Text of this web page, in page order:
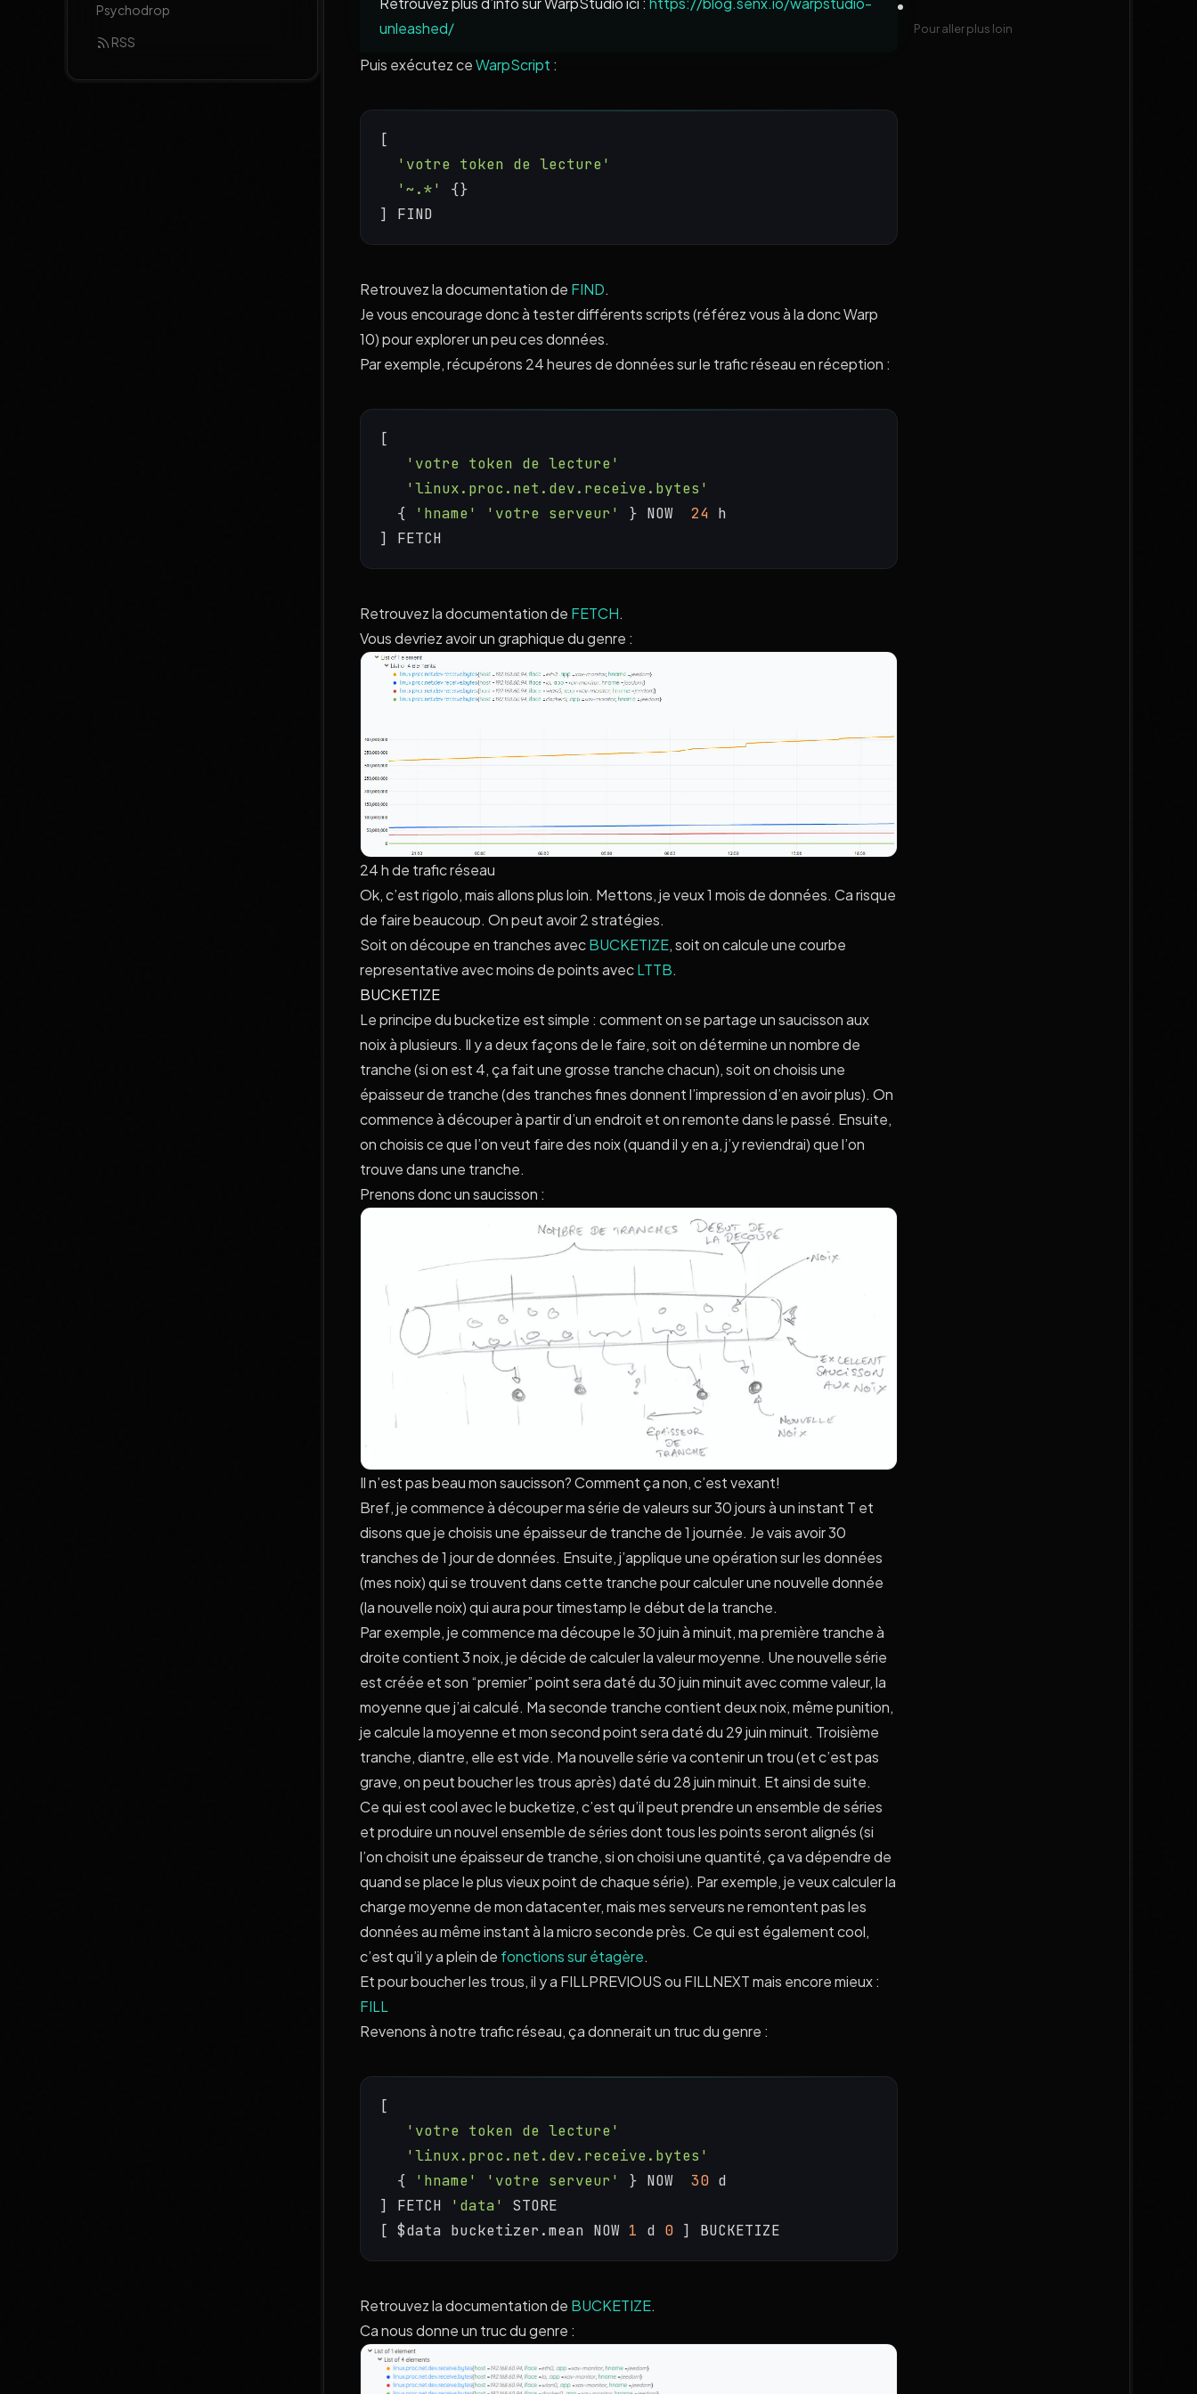
Psychodrop
RSS
unleashed/
Puis exécutez ceWarpScript :
[
'votre token de lecture'
'~.*'
{}
] FIND
Retrouvez la documentation de FIND.
Je vous encourage donc à tester différents scripts (référez vous à la donc Warp
10) pour explorer un peu ces données.
Par exemple, récupérons 24 heures de données sur le trafic réseau en réception :
[
'votre token de lecture'
'linux.proc.net.dev.receive.bytes'
  {
'hname' 'votre serveur' } NOW 24 h
] FETCH
Retrouvez la documentation de FETCH.
Vous devriez avoir un graphique du genre :
24 h de trafic réseau
Ok, c’est rigolo, mais allons plus loin. Mettons, je veux 1 mois de données. Ca risque
de faire beaucoup. On peut avoir 2 stratégies.
Soit on découpe en tranches avecBUCKETIZE, soit on calcule une courbe
representative avec moins de points avecLTTB.
BUCKETIZE
Le principe du bucketize est simple : comment on se partage un saucisson aux
noix à plusieurs. Il y a deux façons de le faire, soit on détermine un nombre de
tranche (si on est 4, ça fait une grosse tranche chacun), soit on choisis une
épaisseur de tranche (des tranches fines donnent l’impression d’en avoir plus). On
commence à découper à partir d’un endroit et on remonte dans le passé. Ensuite,
on choisis ce que l’on veut faire des noix (quand il y en a, j’y reviendrai) que l’on
trouve dans une tranche.
Prenons donc un saucisson :
Il n’est pas beau mon saucisson? Comment ça non, c’est vexant!
Bref, je commence à découper ma série de valeurs sur 30 jours à un instant T et
disons que je choisis une épaisseur de tranche de 1 journée. Je vais avoir 30
tranches de 1 jour de données. Ensuite, j’applique une opération sur les données
(mes noix) qui se trouvent dans cette tranche pour calculer une nouvelle donnée
(la nouvelle noix) qui aura pour timestamp le début de la tranche.
Par exemple, je commence ma découpe le 30 juin à minuit, ma première tranche à
droite contient 3 noix, je décide de calculer la valeur moyenne. Une nouvelle série
est créée et son “premier” point sera daté du 30 juin minuit avec comme valeur, la
moyenne que j’ai calculé. Ma seconde tranche contient deux noix, même punition,
je calcule la moyenne et mon second point sera daté du 29 juin minuit. Troisième
tranche, diantre, elle est vide. Ma nouvelle série va contenir un trou (et c’est pas
grave, on peut boucher les trous après) daté du 28 juin minuit. Et ainsi de suite.
Ce qui est cool avec le bucketize, c’est qu’il peut prendre un ensemble de séries
et produire un nouvel ensemble de séries dont tous les points seront alignés (si
l’on choisit une épaisseur de tranche, si on choisi une quantité, ça va dépendre de
quand se place le plus vieux point de chaque série). Par exemple, je veux calculer la
charge moyenne de mon datacenter, mais mes serveurs ne remontent pas les
données au même instant à la micro seconde près. Ce qui est également cool,
c’est qu’il y a plein de fonctions sur étagère.
Et pour boucher les trous, il y a FILLPREVIOUS ou FILLNEXT mais encore mieux :
FILL
Revenons à notre trafic réseau, ça donnerait un truc du genre :
[
'votre token de lecture'
'linux.proc.net.dev.receive.bytes'
  {
'hname' 'votre serveur' } NOW 30 d
] FETCH
'data'
STORE
[ $data bucketizer.mean NOW 1 d 0 ] BUCKETIZE
Retrouvez la documentation de BUCKETIZE.
Ca nous donne un truc du genre :
Pour aller plus loin